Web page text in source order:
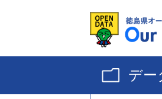
デー